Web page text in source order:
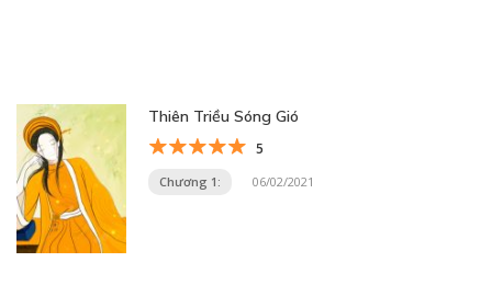
Thiên Triều Sóng Gió
5
Chương 1: 06/02/2021